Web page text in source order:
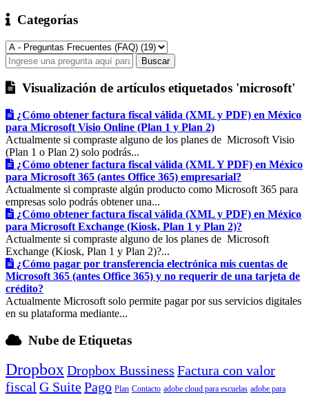
Categorías
Visualización de artículos etiquetados 'microsoft'
¿Cómo obtener factura fiscal válida (XML y PDF) en México
para Microsoft Visio Online (Plan 1 y Plan 2)
Actualmente si compraste alguno de los planes de Microsoft Visio
(Plan 1 o Plan 2) solo podrás...
¿Cómo obtener factura fiscal válida (XML Y PDF) en México
para Microsoft 365 (antes Office 365) empresarial?
Actualmente si compraste algún producto como Microsoft 365 para
empresas solo podrás obtener una...
¿Cómo obtener factura fiscal válida (XML y PDF) en México
para Microsoft Exchange (Kiosk, Plan 1 y Plan 2)?
Actualmente si compraste alguno de los planes de Microsoft
Exchange (Kiosk, Plan 1 y Plan 2)?...
¿Cómo pagar por transferencia electrónica mis cuentas de
Microsoft 365 (antes Office 365) y no requerir de una tarjeta de
crédito?
Actualmente Microsoft solo permite pagar por sus servicios digitales
en su plataforma mediante...
Nube de Etiquetas
DropboxDropbox Bussiness Factura con valor
fiscal G SuitePago Plan Contacto adobe cloud para escuelas adobe para